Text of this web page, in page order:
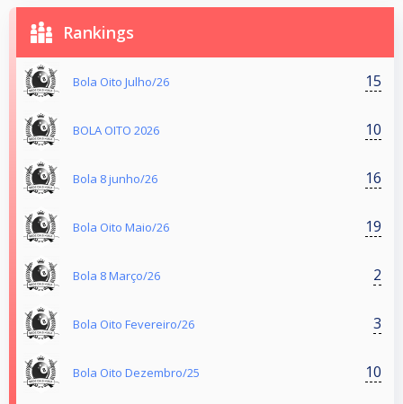
Rankings
Bola Oito Julho/26 15
BOLA OITO 2026 10
Bola 8 junho/26 16
Bola Oito Maio/26 19
Bola 8 Março/26 2
Bola Oito Fevereiro/26 3
Bola Oito Dezembro/25 10